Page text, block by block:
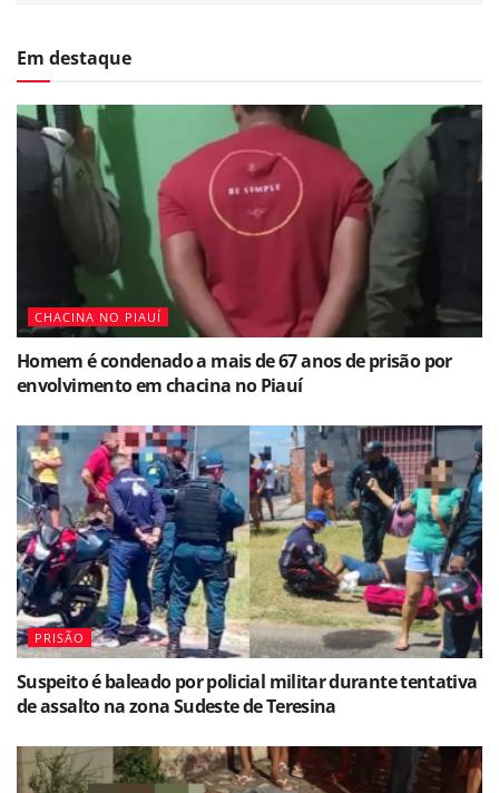
Em destaque
CHACINA NO PIAUÍ
Homem é condenado a mais de 67 anos de prisão por
envolvimento em chacina no Piauí
PRISÃO
Suspeito é baleado por policial militar durante tentativa
de assalto na zona Sudeste de Teresina